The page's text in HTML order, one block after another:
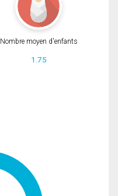
Nombre moyen d'enfants
1.75